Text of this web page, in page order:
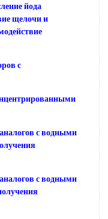
йода
щелочи и
с
с водными
с водными